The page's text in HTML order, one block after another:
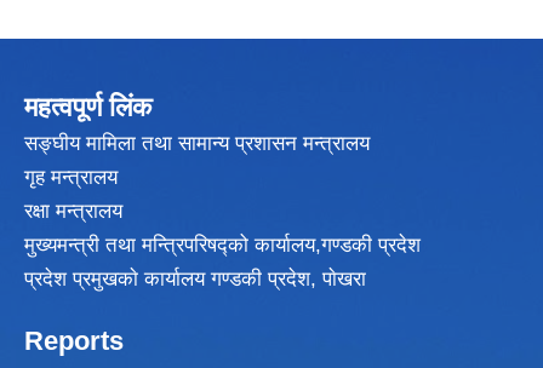
महत्वपूर्ण लिंक
सङ्घीय मामिला तथा सामान्य प्रशासन मन्त्रालय
गृह मन्त्रालय
रक्षा मन्त्रालय
मुख्यमन्त्री तथा मन्त्रिपरिषद्को कार्यालय,गण्डकी प्रदेश
प्रदेश प्रमुखकाे कार्यालय गण्डकी प्रदेश, पाेखरा
Reports